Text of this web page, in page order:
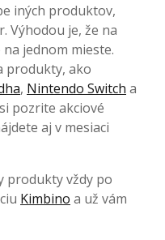
iných produktov,
Výhodou je, že na
jednom mieste.
produkty, ako
, Nintendo Switch a
pozrite akciové
aj v mesiaci
produkty vždy po
Kimbino a už vám